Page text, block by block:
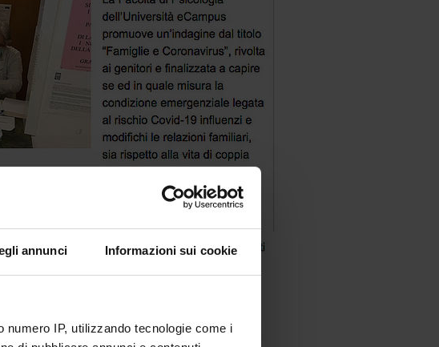
annunci Informazioni sui cookie
IP, utilizzando tecnologie come i